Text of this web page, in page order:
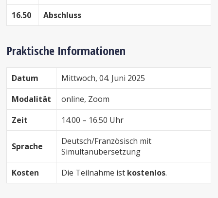
16.50
Abschluss
Praktische Informationen
Datum
Mittwoch, 04. Juni 2025
Modalität
online, Zoom
Zeit
14.00 – 16.50 Uhr
Sprache
Deutsch/Französisch mit
Simultanübersetzung
Kosten
Die Teilnahme ist kostenlos.